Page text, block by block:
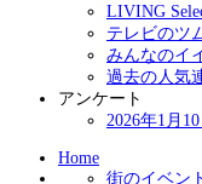
LIVING
テレビのツ
みんなのイ
過去の人気
アンケート
2026年1月
Home
街のイベン